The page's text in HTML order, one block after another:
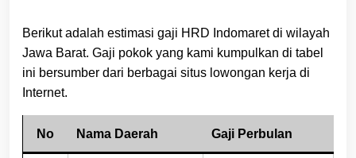
Berikut adalah estimasi gaji HRD Indomaret di wilayah
Jawa Barat. Gaji pokok yang kami kumpulkan di tabel
ini bersumber dari berbagai situs lowongan kerja di
Internet.
No Nama Daerah Gaji Perbulan